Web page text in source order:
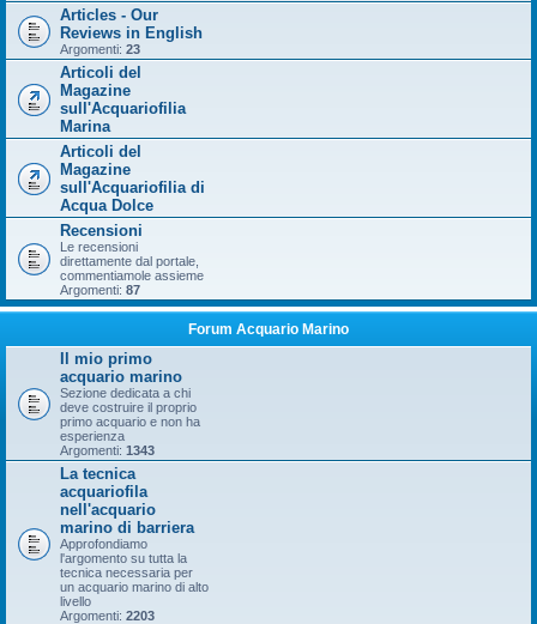
Articles - Our
Reviews in English
Argomenti: 23
Articoli del
Magazine
sull'Acquariofilia
Marina
Articoli del
Magazine
sull'Acquariofilia di
Acqua Dolce
Recensioni
Le recensioni
direttamente dal portale,
commentiamole assieme
Argomenti: 87
Forum Acquario Marino
Il mio primo
acquario marino
Sezione dedicata a chi
deve costruire il proprio
primo acquario e non ha
esperienza
Argomenti: 1343
La tecnica
acquariofila
nell'acquario
marino di barriera
Approfondiamo
l'argomento su tutta la
tecnica necessaria per
un acquario marino di alto
livello
Argomenti: 2203